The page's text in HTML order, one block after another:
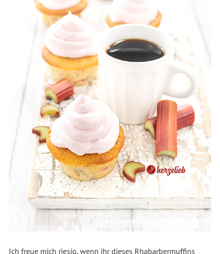
Ich freue mich riesig, wenn ihr dieses Rhabarbermuffins